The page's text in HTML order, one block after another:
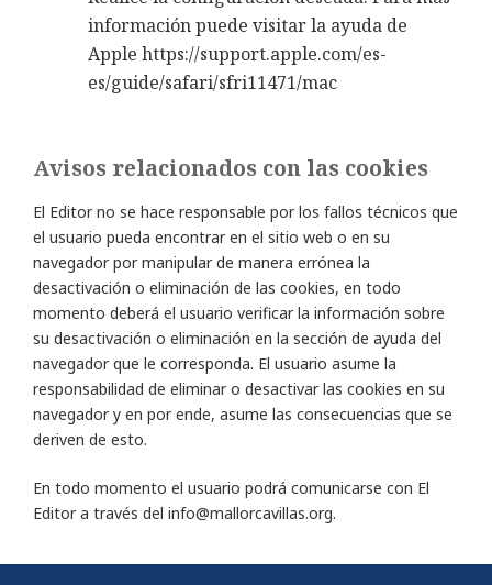
información puede visitar la ayuda de
Apple https://support.apple.com/es-
es/guide/safari/sfri11471/mac
Avisos relacionados con las cookies
El Editor no se hace responsable por los fallos técnicos que
el usuario pueda encontrar en el sitio web o en su
navegador por manipular de manera errónea la
desactivación o eliminación de las cookies, en todo
momento deberá el usuario verificar la información sobre
su desactivación o eliminación en la sección de ayuda del
navegador que le corresponda. El usuario asume la
responsabilidad de eliminar o desactivar las cookies en su
navegador y en por ende, asume las consecuencias que se
deriven de esto.
En todo momento el usuario podrá comunicarse con El
Editor a través del info@mallorcavillas.org.